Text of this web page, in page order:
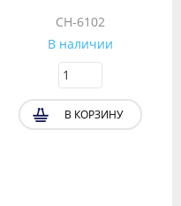
CH-6102
В наличии
В КОРЗИНУ